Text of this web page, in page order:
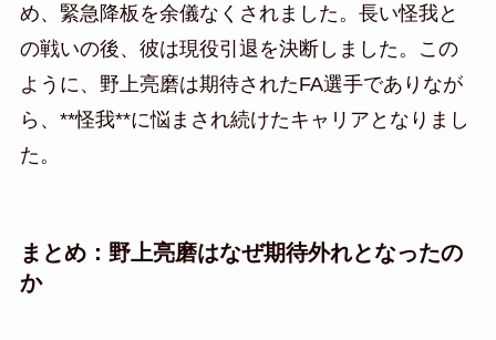
め、緊急降板を余儀なくされました。長い怪我と
の戦いの後、彼は現役引退を決断しました。この
ように、野上亮磨は期待されたFA選手でありなが
ら、**怪我**に悩まされ続けたキャリアとなりまし
た。
まとめ：野上亮磨はなぜ期待外れとなったの
か